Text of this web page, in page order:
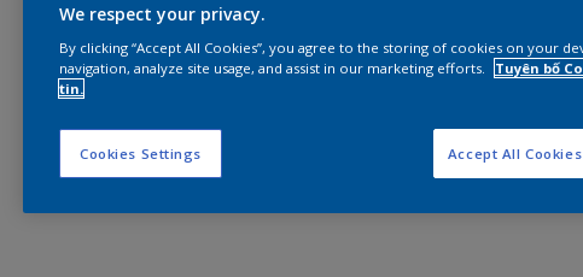
We respect your privacy.
By clicking “Accept All Cookies”, you agree to the storing of cookies on your
navigation, analyze site usage, and assist in our marketing efforts.
Tuyên bố
tin.
Cookies Settings Accept All Cookies